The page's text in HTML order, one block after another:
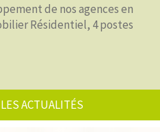
de nos agences en
Résidentiel, 4 postes
ACTUALITÉS